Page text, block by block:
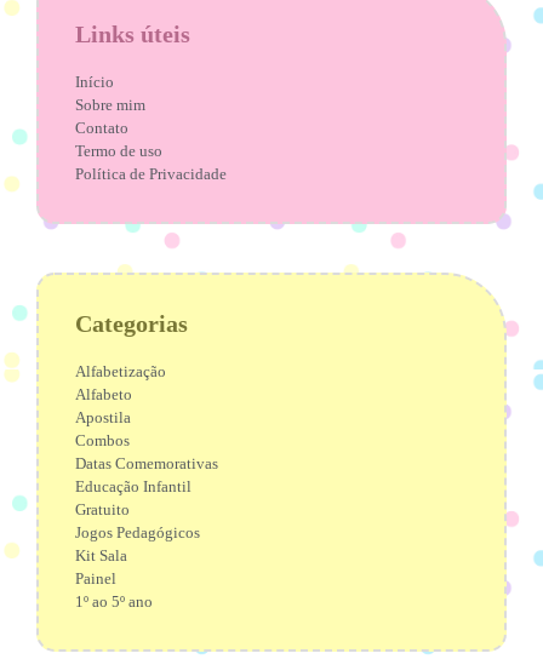
Links úteis
Início
Sobre mim
Contato
Termo de uso
Política de Privacidade
Categorias
Alfabetização
Alfabeto
Apostila
Combos
Datas Comemorativas
Educação Infantil
Gratuito
Jogos Pedagógicos
Kit Sala
Painel
1º ao 5º ano